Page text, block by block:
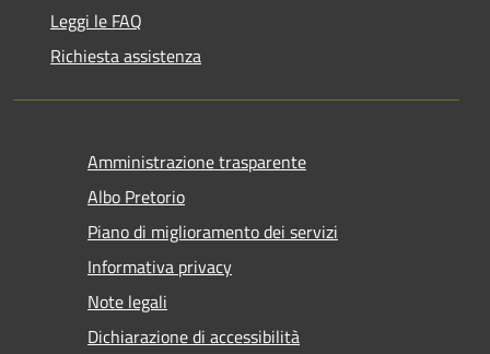
Leggi le FAQ
Richiesta assistenza
Amministrazione trasparente
Albo Pretorio
Piano di miglioramento dei servizi
Informativa privacy
Note legali
Dichiarazione di accessibilità